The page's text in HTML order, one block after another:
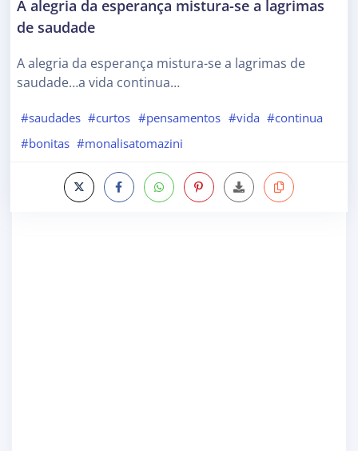
A alegria da esperança mistura-se a lagrimas
de saudade
A alegria da esperança mistura-se a lagrimas de
saudade…a vida continua…
#saudades #curtos #pensamentos #vida #continua
#bonitas #monalisatomazini